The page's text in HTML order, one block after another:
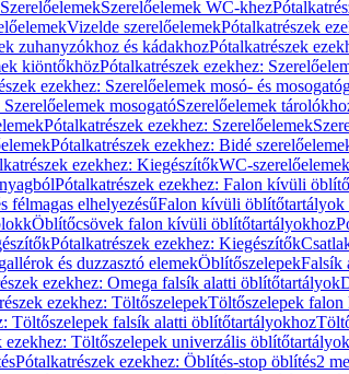
Szerelőelemek WC-khez
Vizelde szerelőelemekPótalkatrészek
zuhanyzókhoz és kádakhozPótalkatrészek
kiöntőkhözPótalkatrészek ezekhez:
ezekhez: Szerelőelemek mosó- és
mosogatóSzerelőelemek
Pótalkatrészek ezekhez: Szerelőelemek
Pótalkatrészek ezekhez: Bidé
ezekhez: KiegészítőkWC-
Pótalkatrészek ezekhez: Falon kívüli
félmagas elhelyezésűFalon kívüli öblítőtartályok
Öblítőcsövek falon kívüli öblítőtartályokhoz
Pótalkatrészek ezekhez: Kiegészítők
és duzzasztó elemekÖblítőszelepekFalsík
ezekhez: Omega falsík alatti öblítőtartályok
ezekhez: TöltőszelepekTöltőszelepek
Töltőszelepek falsík alatti öblítőtartályokhoz
ezekhez: Töltőszelepek univerzális
Pótalkatrészek ezekhez: Öblítés-stop öblítés2